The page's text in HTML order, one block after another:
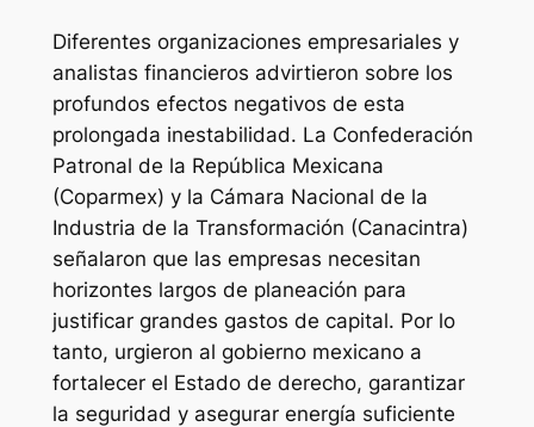
Diferentes organizaciones empresariales y
analistas financieros advirtieron sobre los
profundos efectos negativos de esta
prolongada inestabilidad. La Confederación
Patronal de la República Mexicana
(Coparmex) y la Cámara Nacional de la
Industria de la Transformación (Canacintra)
señalaron que las empresas necesitan
horizontes largos de planeación para
justificar grandes gastos de capital. Por lo
tanto, urgieron al gobierno mexicano a
fortalecer el Estado de derecho, garantizar
la seguridad y asegurar energía suficiente